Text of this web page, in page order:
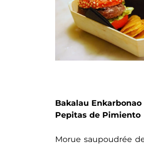
Bakalau Enkarbonao
Pepitas de Pimiento
Morue saupoudrée